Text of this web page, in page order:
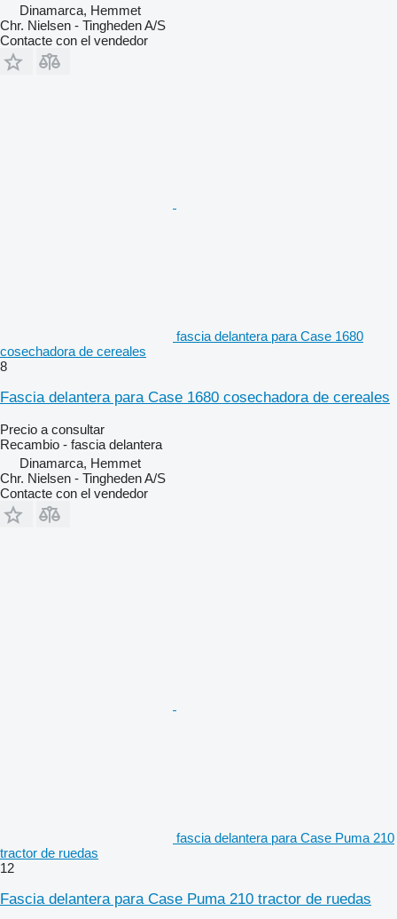
Dinamarca, Hemmet
Chr. Nielsen - Tingheden A/S
Contacte con el vendedor
fascia delantera para Case 1680
cosechadora de cereales
8
Fascia delantera para Case 1680 cosechadora de cereales
Precio a consultar
Recambio - fascia delantera
Dinamarca, Hemmet
Chr. Nielsen - Tingheden A/S
Contacte con el vendedor
fascia delantera para Case Puma 210
tractor de ruedas
12
Fascia delantera para Case Puma 210 tractor de ruedas